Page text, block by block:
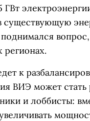
существующую
к
ВИЭ может
и лоббисты: